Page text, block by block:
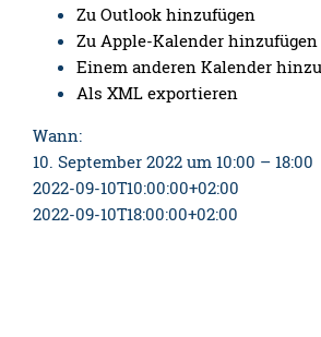
Zu Outlook hinzufügen
Zu Apple-Kalender hinzufügen
Einem anderen Kalender
Als XML exportieren
Wann:
10. September 2022 um 10:00 – 18:00
2022-09-10T10:00:00+02:00
2022-09-10T18:00:00+02:00